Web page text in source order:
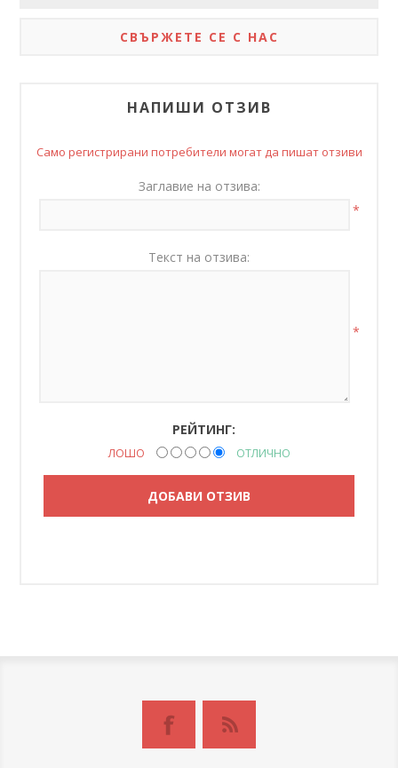
СВЪРЖЕТЕ СЕ С НАС
НАПИШИ ОТЗИВ
Само регистрирани потребители могат да пишат отзиви
Заглавие на отзива:
*
Текст на отзива:
*
РЕЙТИНГ:
ЛОШО ОТЛИЧНО